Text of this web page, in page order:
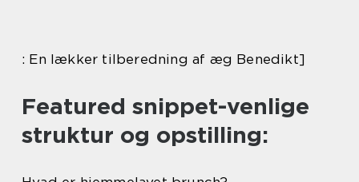
: En lækker tilberedning af æg Benedikt]
Featured snippet-venlige
struktur og opstilling: